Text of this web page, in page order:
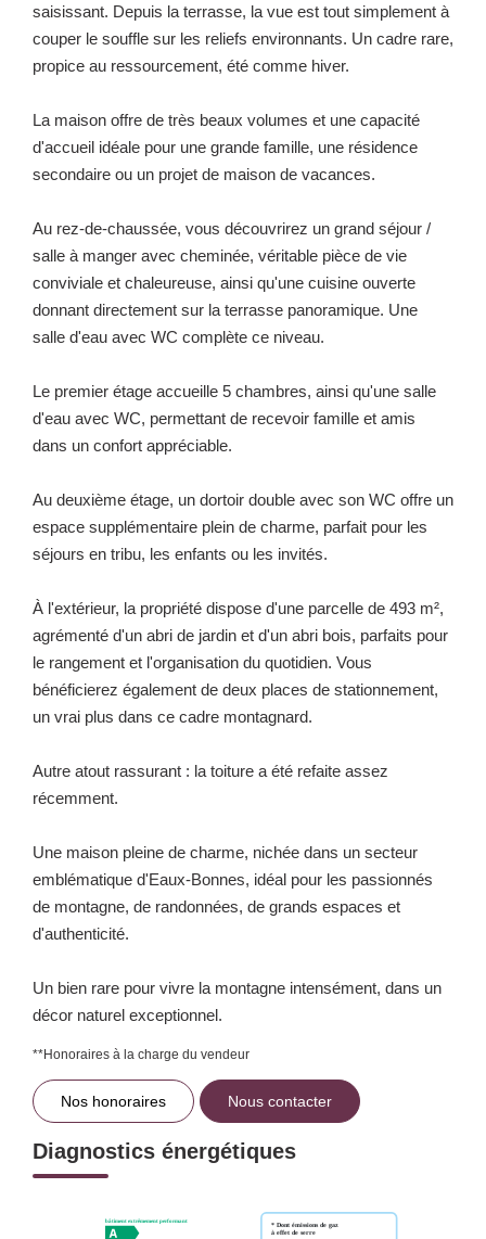
saisissant. Depuis la terrasse, la vue est tout simplement à
couper le souffle sur les reliefs environnants. Un cadre rare,
propice au ressourcement, été comme hiver.
La maison offre de très beaux volumes et une capacité
d'accueil idéale pour une grande famille, une résidence
secondaire ou un projet de maison de vacances.
Au rez-de-chaussée, vous découvrirez un grand séjour /
salle à manger avec cheminée, véritable pièce de vie
conviviale et chaleureuse, ainsi qu'une cuisine ouverte
donnant directement sur la terrasse panoramique. Une
salle d'eau avec WC complète ce niveau.
Le premier étage accueille 5 chambres, ainsi qu'une salle
d'eau avec WC, permettant de recevoir famille et amis
dans un confort appréciable.
Au deuxième étage, un dortoir double avec son WC offre un
espace supplémentaire plein de charme, parfait pour les
séjours en tribu, les enfants ou les invités.
À l'extérieur, la propriété dispose d'une parcelle de 493 m²,
agrémenté d'un abri de jardin et d'un abri bois, parfaits pour
le rangement et l'organisation du quotidien. Vous
bénéficierez également de deux places de stationnement,
un vrai plus dans ce cadre montagnard.
Autre atout rassurant : la toiture a été refaite assez
récemment.
Une maison pleine de charme, nichée dans un secteur
emblématique d'Eaux-Bonnes, idéal pour les passionnés
de montagne, de randonnées, de grands espaces et
d'authenticité.
Un bien rare pour vivre la montagne intensément, dans un
décor naturel exceptionnel.
**Honoraires à la charge du vendeur
Nos honoraires Nous contacter
Diagnostics énergétiques